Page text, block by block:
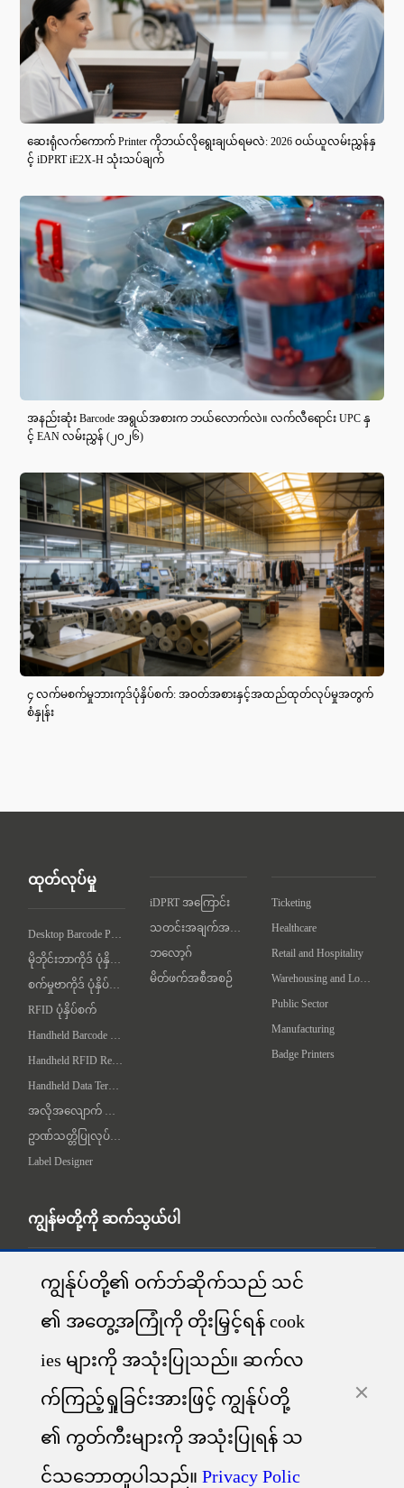
ဆေးရုံလက်ကောက် Printer ကိုဘယ်လိုရွေးချယ်ရမလဲ: 2026 ဝယ်ယူလမ်းညွှန်နှ
င့် iDPRT iE2X-H သုံးသပ်ချက်
အနည်းဆုံး Barcode အရွယ်အစားက ဘယ်လောက်လဲ။ လက်လီရောင်း UPC နှ
င့် EAN လမ်းညွှန် (၂၀၂၆)
၄ လက်မစက်မှုဘားကုဒ်ပုံနှိပ်စက်: အဝတ်အစားနှင့်အထည်ထုတ်လုပ်မှုအတွက်
စံနှုန်း
ကျွန်ုပ်တို့၏ ဝက်ဘ်ဆိုက်သည် သင်
၏ အတွေ့အကြုံကို တိုးမြှင့်ရန် cook
ies များကို အသုံးပြုသည်။ ဆက်လ
က်ကြည့်ရှုခြင်းအားဖြင့် ကျွန်ုပ်တို့
၏ ကွတ်ကီးများကို အသုံးပြုရန် သ
င်သဘောတူပါသည်။ Privacy Polic
ထုတ်လုပ်မှု
Desktop Barcode Printer
မိုဘိုင်းဘာကိုဒ် ပုံနှိပ်စက်
စက်မှုဗာကိုဒ် ပုံနှိပ်စက်
RFID ပုံနှိပ်စက်
Handheld Barcode Scanner
Handheld RFID Reader/Writer
Handheld Data Terminal
အလိုအလျောက် လက်တွဲချက် စက်
ဥာဏ်သတ္တိပြုလုပ်ရေး စက်
Label Designer
iDPRT အကြောင်း
သတင်းအချက်အလက်
ဘလော့ဂ်
မိတ်ဖက်အစီအစဉ်
Ticketing
Healthcare
Retail and Hospitality
Warehousing and Logistics
Public Sector
Manufacturing
Badge Printers
ကျွန်မတို့ကို ဆက်သွယ်ပါ
ADDR：1-5F, No.8, Gaoqi South 12th Road, Huli District, Xiamen, China
Tech Support:+86-400-766-7666
Sales Support: contact@idprt.com
Technical Support: technical@idprt.com
လူမှုရေး မီဒီယာမှာ ကျွန်မတို့ကို ရှာကြည့်ပါ: